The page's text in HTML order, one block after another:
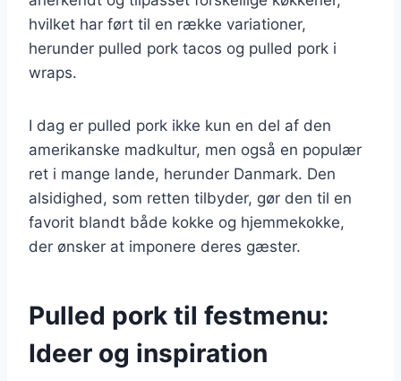
hvilket har ført til en række variationer,
herunder pulled pork tacos og pulled pork i
wraps.
I dag er pulled pork ikke kun en del af den
amerikanske madkultur, men også en populær
ret i mange lande, herunder Danmark. Den
alsidighed, som retten tilbyder, gør den til en
favorit blandt både kokke og hjemmekokke,
der ønsker at imponere deres gæster.
Pulled pork til festmenu:
Ideer og inspiration